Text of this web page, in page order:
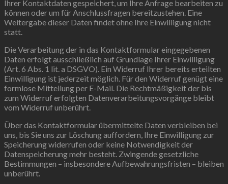
Ihrer Kontaktdaten gespeichert, um Ihre Anfrage bearbeiten zu
können oder um für Anschlussfragen bereitzustehen. Eine
Weitergabe dieser Daten findet ohne Ihre Einwilligung nicht
statt.
Die Verarbeitung der in das Kontaktformular eingegebenen
Daten erfolgt ausschließlich auf Grundlage Ihrer Einwilligung
(Art. 6 Abs. 1 lit. a DSGVO). Ein Widerruf Ihrer bereits erteilten
Einwilligung ist jederzeit möglich. Für den Widerruf genügt eine
formlose Mitteilung per E-Mail. Die Rechtmäßigkeit der bis
zum Widerruf erfolgten Datenverarbeitungsvorgänge bleibt
vom Widerruf unberührt.
Über das Kontaktformular übermittelte Daten verbleiben bei
uns, bis Sie uns zur Löschung auffordern, Ihre Einwilligung zur
Speicherung widerrufen oder keine Notwendigkeit der
Datenspeicherung mehr besteht. Zwingende gesetzliche
Bestimmungen – insbesondere Aufbewahrungsfristen – bleiben
unberührt.